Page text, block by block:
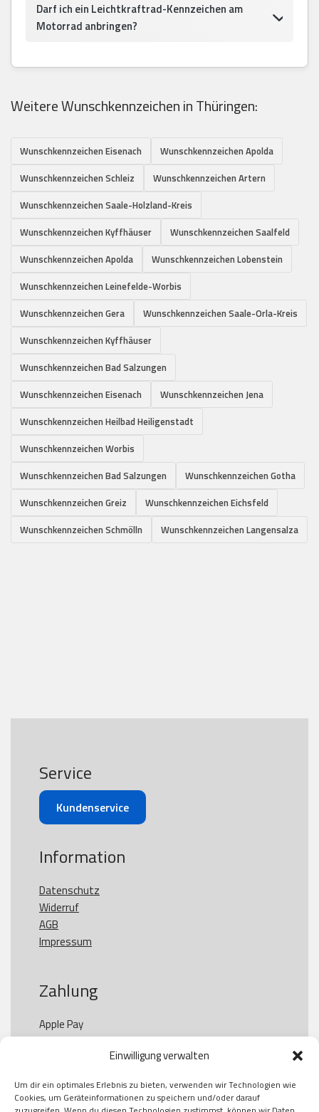
Einwilligung verwalten
Um dir ein optimales Erlebnis zu bieten, verwenden wir Technologien wie
Cookies, um Geräteinformationen zu speichern und/oder darauf
Darf ich ein Leichtkraftrad-Kennzeichen am
Motorrad anbringen?
Weitere Wunschkennzeichen in Thüringen:
Wunschkennzeichen Eisenach
Wunschkennzeichen Apolda
Wunschkennzeichen Schleiz
Wunschkennzeichen Artern
Wunschkennzeichen Saale-Holzland-Kreis
Wunschkennzeichen Kyffhäuser
Wunschkennzeichen Saalfeld
Wunschkennzeichen Apolda
Wunschkennzeichen Lobenstein
Wunschkennzeichen Leinefelde-Worbis
Wunschkennzeichen Gera
Wunschkennzeichen Saale-Orla-Kreis
Wunschkennzeichen Kyffhäuser
Wunschkennzeichen Bad Salzungen
Wunschkennzeichen Eisenach
Wunschkennzeichen Jena
Wunschkennzeichen Heilbad Heiligenstadt
Wunschkennzeichen Worbis
Wunschkennzeichen Bad Salzungen
Wunschkennzeichen Gotha
Wunschkennzeichen Greiz
Wunschkennzeichen Eichsfeld
Wunschkennzeichen Schmölln
Wunschkennzeichen Langensalza
Service
Kundenservice
Information
Datenschutz
Widerruf
AGB
Impressum
Zahlung
Apple Pay
Paypal
Kauf auf Rechung